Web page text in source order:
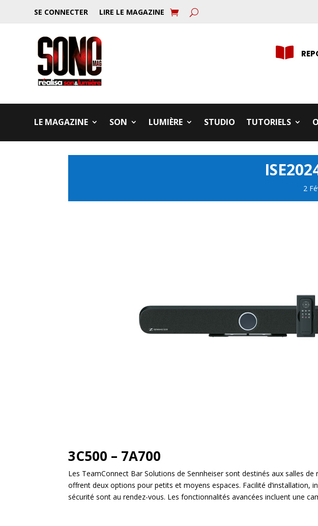
SE CONNECTER LIRE LE MAGAZINE

LE MAGAZINE SON LUMIÈRE STUDIO TUTORIELS
2
3C500 – 7A700
Les TeamConnect Bar Solutions de Sennheiser sont destinés aux salles
offrent deux options pour petits et moyens espaces. Facilité d’installation,
sécurité sont au rendez-vous. Les fonctionnalités avancées incluent une